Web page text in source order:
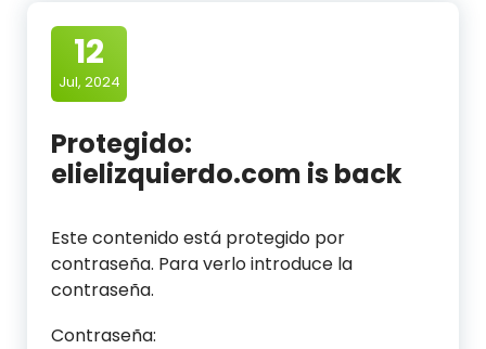
12
Jul, 2024
Protegido:
elielizquierdo.com is back
Este contenido está protegido por
contraseña. Para verlo introduce la
contraseña.
Contraseña: